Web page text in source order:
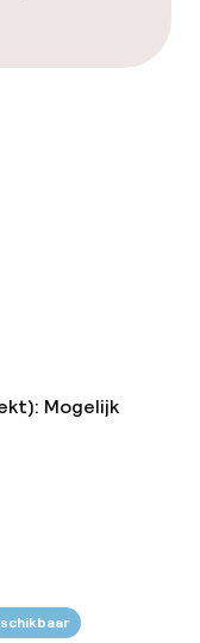
Mogelijk